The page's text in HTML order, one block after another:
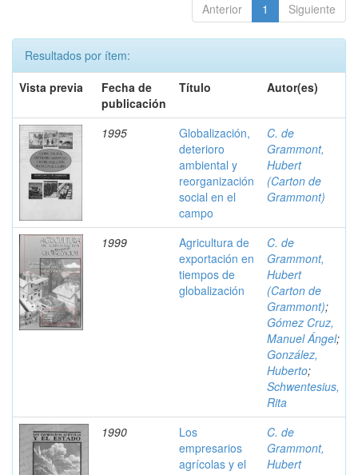
Anterior 1 Siguiente
Resultados por ítem:
Vista previa
Fecha de
publicación
Título Autor(es)
1995
Globalización,
deterioro
ambiental y
reorganización
social en el
campo
C. de
Grammont,
Hubert
(Carton de
Grammont)
1999
Agricultura de
exportación en
tiempos de
globalización
C. de
Grammont,
Hubert
(Carton de
Grammont);
Gómez Cruz,
Manuel Ángel;
González,
Huberto;
Schwentesius,
Rita
1990
Los
empresarios
agrícolas y el
C. de
Grammont,
Hubert